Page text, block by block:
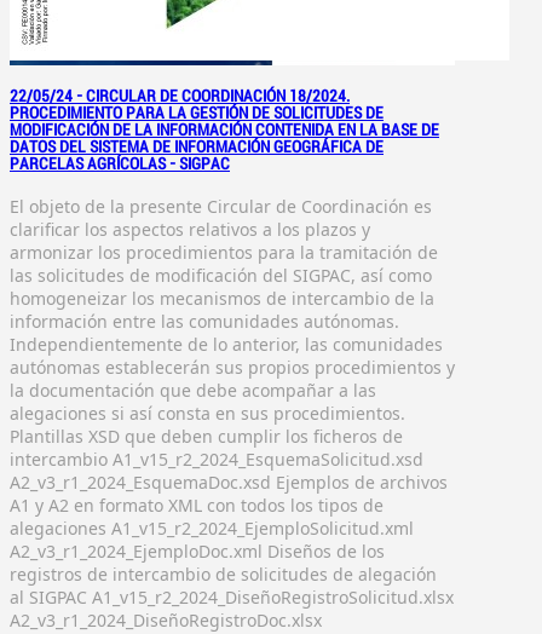
22/05/24 - CIRCULAR DE COORDINACIÓN 18/2024.
PROCEDIMIENTO PARA LA GESTIÓN DE SOLICITUDES DE
MODIFICACIÓN DE LA INFORMACIÓN CONTENIDA EN LA BASE DE
DATOS DEL SISTEMA DE INFORMACIÓN GEOGRÁFICA DE
PARCELAS AGRÍCOLAS - SIGPAC
El objeto de la presente Circular de Coordinación es
clarificar los aspectos relativos a los plazos y
armonizar los procedimientos para la tramitación de
las solicitudes de modificación del SIGPAC, así como
homogeneizar los mecanismos de intercambio de la
información entre las comunidades autónomas.
Independientemente de lo anterior, las comunidades
autónomas establecerán sus propios procedimientos y
la documentación que debe acompañar a las
alegaciones si así consta en sus procedimientos.
Plantillas XSD que deben cumplir los ficheros de
intercambio A1_v15_r2_2024_EsquemaSolicitud.xsd
A2_v3_r1_2024_EsquemaDoc.xsd Ejemplos de archivos
A1 y A2 en formato XML con todos los tipos de
alegaciones A1_v15_r2_2024_EjemploSolicitud.xml
A2_v3_r1_2024_EjemploDoc.xml Diseños de los
registros de intercambio de solicitudes de alegación
al SIGPAC A1_v15_r2_2024_DiseñoRegistroSolicitud.xlsx
A2_v3_r1_2024_DiseñoRegistroDoc.xlsx